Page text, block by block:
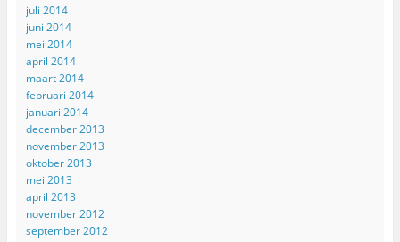
juli 2014
juni 2014
mei 2014
april 2014
maart 2014
februari 2014
januari 2014
december 2013
november 2013
oktober 2013
mei 2013
april 2013
november 2012
september 2012